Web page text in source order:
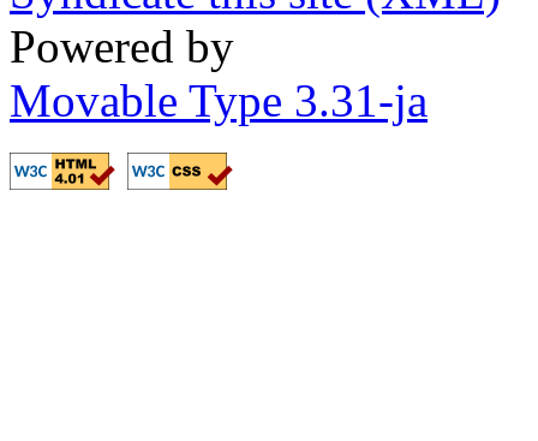
Powered by
Movable Type 3.31-ja